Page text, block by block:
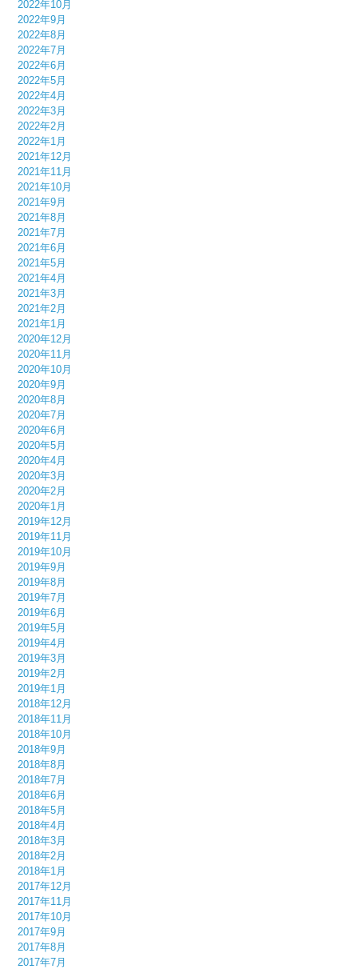
2022年10月
2022年9月
2022年8月
2022年7月
2022年6月
2022年5月
2022年4月
2022年3月
2022年2月
2022年1月
2021年12月
2021年11月
2021年10月
2021年9月
2021年8月
2021年7月
2021年6月
2021年5月
2021年4月
2021年3月
2021年2月
2021年1月
2020年12月
2020年11月
2020年10月
2020年9月
2020年8月
2020年7月
2020年6月
2020年5月
2020年4月
2020年3月
2020年2月
2020年1月
2019年12月
2019年11月
2019年10月
2019年9月
2019年8月
2019年7月
2019年6月
2019年5月
2019年4月
2019年3月
2019年2月
2019年1月
2018年12月
2018年11月
2018年10月
2018年9月
2018年8月
2018年7月
2018年6月
2018年5月
2018年4月
2018年3月
2018年2月
2018年1月
2017年12月
2017年11月
2017年10月
2017年9月
2017年8月
2017年7月